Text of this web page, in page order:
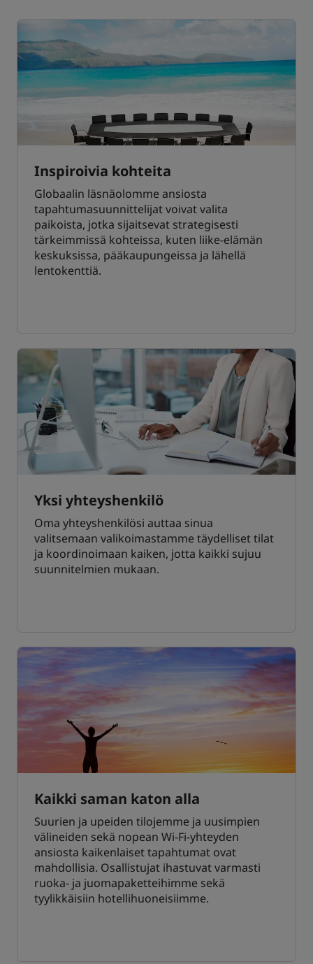
Inspiroivia kohteita
Globaalin läsnäolomme ansiosta
tapahtumasuunnittelijat voivat valita
paikoista, jotka sijaitsevat strategisesti
tärkeimmissä kohteissa, kuten liike-elämän
keskuksissa, pääkaupungeissa ja lähellä
lentokenttiä.
Yksi yhteyshenkilö
Oma yhteyshenkilösi auttaa sinua
valitsemaan valikoimastamme täydelliset tilat
ja koordinoimaan kaiken, jotta kaikki sujuu
suunnitelmien mukaan.
Kaikki saman katon alla
Suurien ja upeiden tilojemme ja uusimpien
välineiden sekä nopean Wi-Fi-yhteyden
ansiosta kaikenlaiset tapahtumat ovat
mahdollisia. Osallistujat ihastuvat varmasti
ruoka- ja juomapaketteihimme sekä
tyylikkäisiin hotellihuoneisiimme.